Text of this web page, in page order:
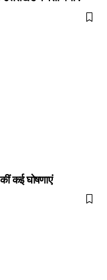
कई घोषणाएं